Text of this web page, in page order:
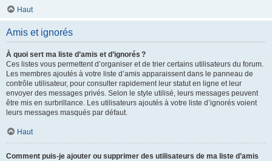
Haut
Amis et ignorés
À quoi sert ma liste d’amis et d’ignorés ?
Ces listes vous permettent d’organiser et de trier certains utilisateurs du forum.
Les membres ajoutés à votre liste d’amis apparaissent dans le panneau de
contrôle utilisateur, pour consulter rapidement leur statut en ligne et leur
envoyer des messages privés. Selon le style utilisé, leurs messages peuvent
être mis en surbrillance. Les utilisateurs ajoutés à votre liste d’ignorés voient
leurs messages masqués par défaut.
Haut
Comment puis-je ajouter ou supprimer des utilisateurs de ma liste d’amis